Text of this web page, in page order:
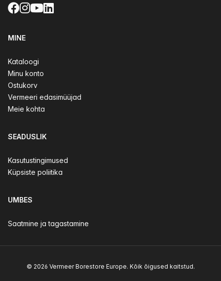
Facebook
Instagram
YouTube
LinkedIn
MINE
Kataloogi
Minu konto
Ostukorv
Vermeeri edasimüüjad
Meie kohta
SEADUSLIK
Kasutustingimused
Küpsiste poliitika
UMBES
Saatmine ja tagastamine
© 2026 Vermeer Borestore Europe. Kõik õigused kaitstud.